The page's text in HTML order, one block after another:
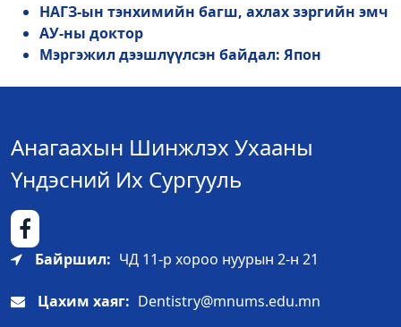
НАГЗ-ын тэнхимийн багш, ахлах зэргийн эмч
АУ-ны доктор
Мэргэжил дээшлүүлсэн байдал: Япон
Анагаахын Шинжлэх Ухааны
Үндэсний Их Сургууль
Байршил: ЧД 11-р хороо нуурын 2-н 21
Цахим хаяг: Dentistry@mnums.edu.mn